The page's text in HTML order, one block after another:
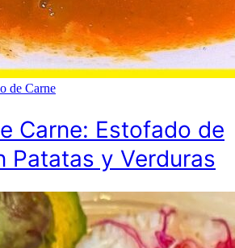
de Carne
Carne: Estofado de
Patatas y Verduras